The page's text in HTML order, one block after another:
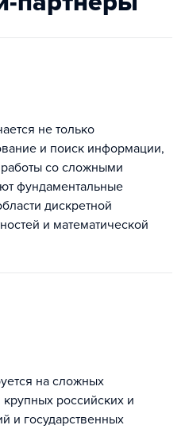
не только
и поиск информации,
со сложными
фундаментальные
дискретной
и математической
на сложных
российских и
и государственных